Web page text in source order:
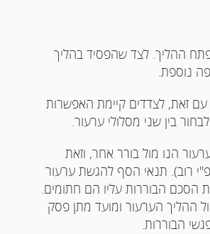
ההליך. לצד שהפסיד בהליך
נוספת.
עם זאת, לצדדים קיימת האפשרות
בין שני מסלולי ערעור.
במקרה זה הערעור הנו מול בורר אחר, וזאת
רוב). תנאי הסף להגשת ערעור
הסכם הבוררות עליו הם חתומים.
ההליך הערעור ומועד מתן פסק
הבוררות.